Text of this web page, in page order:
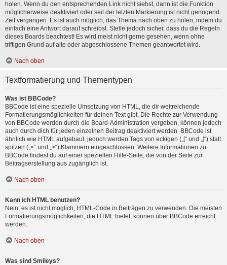
holen. Wenn du den entsprechenden Link nicht siehst, dann ist die Funktion
möglicherweise deaktiviert oder seit der letzten Markierung ist nicht genügend
Zeit vergangen. Es ist auch möglich, das Thema nach oben zu holen, indem du
einfach eine Antwort darauf schreibst. Stelle jedoch sicher, dass du die Regeln
dieses Boards beachtest! Es wird meist nicht gerne gesehen, wenn ohne
triftigen Grund auf alte oder abgeschlossene Themen geantwortet wird.
Nach oben
Textformatierung und Thementypen
Was ist BBCode?
BBCode ist eine spezielle Umsetzung von HTML, die dir weitreichende
Formatierungsmöglichkeiten für deinen Text gibt. Die Rechte zur Verwendung
von BBCode werden durch die Board-Administration vergeben, können jedoch
auch durch dich für jeden einzelnen Beitrag deaktiviert werden. BBCode ist
ähnlich wie HTML aufgebaut, jedoch werden Tags von eckigen („[“ und „]“) statt
spitzen („<“ und „>“) Klammern eingeschlossen. Weitere Informationen zu
BBCode findest du auf einer speziellen Hilfe-Seite, die von der Seite zur
Beitragserstellung aus zugänglich ist.
Nach oben
Kann ich HTML benutzen?
Nein, es ist nicht möglich, HTML-Code in Beiträgen zu verwenden. Die meisten
Formatierungsmöglichkeiten, die HTML bietet, können über BBCode erreicht
werden.
Nach oben
Was sind Smileys?